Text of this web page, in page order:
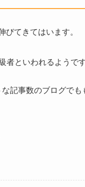
びてきてはいます。
者といわれるようで
記事数のブログで